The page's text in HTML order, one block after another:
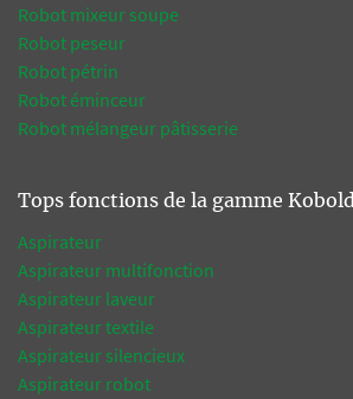
Robot mixeur soupe
Robot peseur
Robot pétrin
Robot éminceur
Robot mélangeur pâtisserie
Tops fonctions de la gamme Kobold
Aspirateur
Aspirateur multifonction
Aspirateur laveur
Aspirateur textile
Aspirateur silencieux
Aspirateur robot